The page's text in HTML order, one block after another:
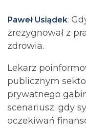
Paweł Usiądek:
zrezygnował z
zdrowia.
Lekarz
publicznym
prywatnego
scenariusz: gdy
oczekiwań